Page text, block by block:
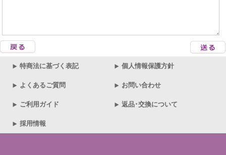
特商法に基づく表記 個人情報保護方針
よくあるご質問 お問い合わせ
ご利用ガイド 返品･交換について
採用情報